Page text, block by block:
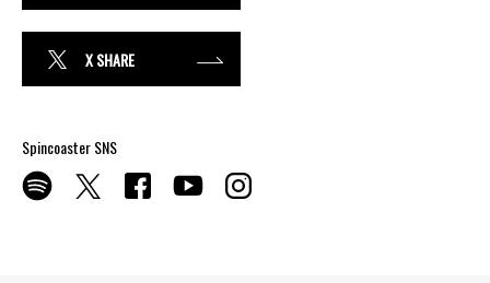
X SHARE
Spincoaster SNS